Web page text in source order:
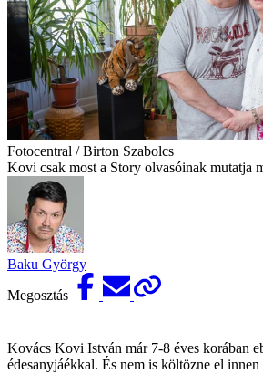
Fotocentral / Birton Szabolcs
Kovi csak most a Story olvasóinak mutatja
Baku György
Megosztás
Kovács Kovi István már 7-8 éves korában
édesanyjáékkal. És nem is költözne el innen